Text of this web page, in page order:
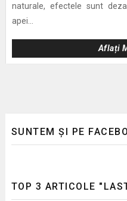
naturale, efectele sunt
apei...
Aflați
SUNTEM ȘI PE
TOP 3 ARTICOLE